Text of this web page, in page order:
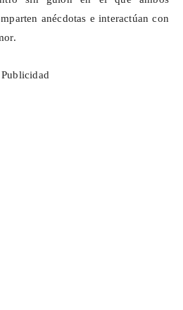
anécdotas e interactúan con
Publicidad